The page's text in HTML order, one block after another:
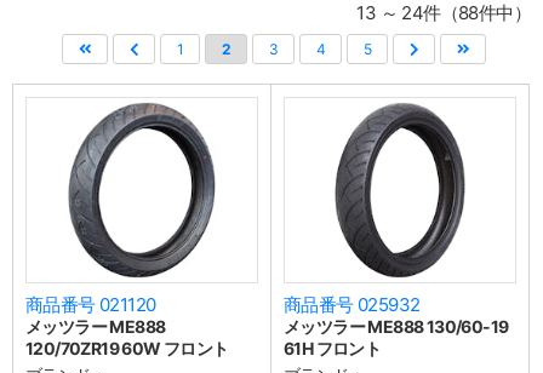
13 ～ 24件（88件中）
1 2 3 4 5
商品番号 021120
メッツラー ME888
120/70ZR19 60W フロント
商品番号 025932
メッツラー ME888 130/60-19
61H フロント